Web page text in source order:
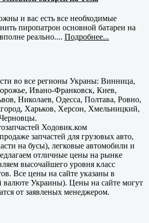
и вас есть все необходимые
пиропатрон основной батареи на
реально.... Подробнее...
во все регионы Украны: Винница,
Ивано-Франковск, Киев,
Николаев, Одесса, Полтава, Ровно,
Харьков, Херсон, Хмельницкий,
Ходовик.ком
запчастей для грузовых авто,
на бусы), легковые автомобили и
отличные цены на рынке
высочайшего уровня класс
Все цены на сайте указаны в
валюте Украины). Цены на сайте могут
от заявленых менеджером.